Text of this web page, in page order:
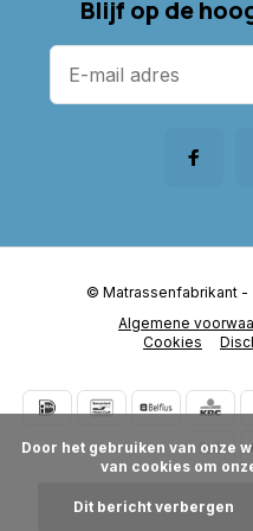
Blijf op de
Algemene
Cookies
© Matrassenfabrikant -
van cookies om
Dit bericht verbergen